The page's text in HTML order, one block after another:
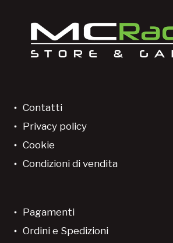
Contatti
Privacy policy
Cookie
Condizioni di vendita
Pagamenti
Ordini e Spedizioni